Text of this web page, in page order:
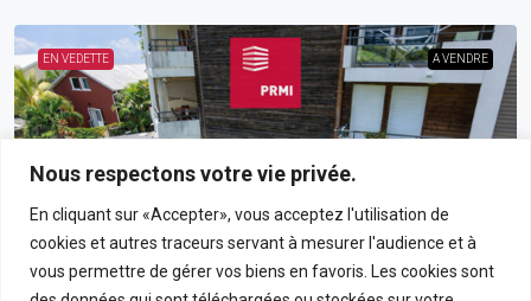
Nous respectons votre vie privée.
En cliquant sur «Accepter», vous acceptez l'utilisation de
cookies et autres traceurs servant à mesurer l'audience et à
vous permettre de gérer vos biens en favoris. Les cookies sont
EN VEDETTE A VENDRE